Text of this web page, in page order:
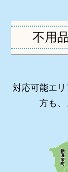
不用
対応可能エ
方も、